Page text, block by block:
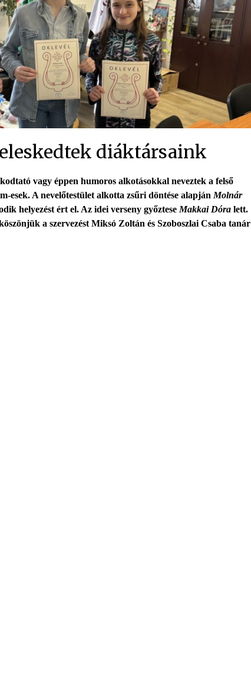
diáktársaink
vagy éppen humoros alkotásokkal neveztek a felső
esek. A nevelőtestület alkotta zsűri döntése alapján Molnár
helyezést ért el. Az idei verseny győztese Makkai Dóralett.
a szervezést Miksó Zoltán és Szoboszlai Csaba tanár